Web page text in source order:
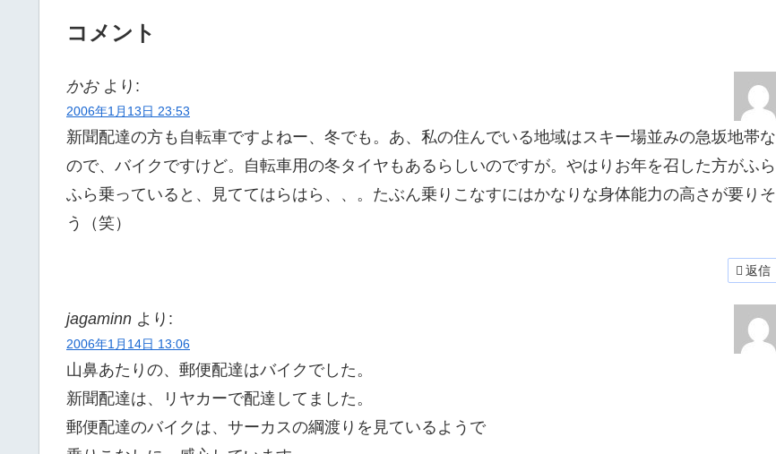
コメント
かお より:
2006年1月13日 23:53
新聞配達の方も自転車ですよねー、冬でも。あ、私の住んでいる地域はスキー場並みの急坂地帯な
ので、バイクですけど。自転車用の冬タイヤもあるらしいのですが。やはりお年を召した方がふら
ふら乗っていると、見ててはらはら、、。たぶん乗りこなすにはかなりな身体能力の高さが要りそ
う（笑）
返信
jagaminn より:
2006年1月14日 13:06
山鼻あたりの、郵便配達はバイクでした。
新聞配達は、リヤカーで配達してました。
郵便配達のバイクは、サーカスの綱渡りを見ているようで